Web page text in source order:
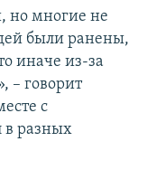
но многие не
были ранены,
иначе из-за
– говорит
с
в разных